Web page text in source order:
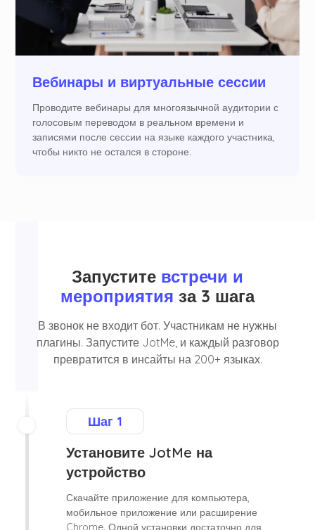
Вебинары и виртуальные сессии
Проводите вебинары для многоязычной аудитории с
голосовым переводом в реальном времени и
записями после сессии на языке каждого участника,
чтобы никто не остался в стороне.
Запустите встречи и
мероприятия за 3 шага
В звонок не входит бот. Участникам не нужны
плагины. Запустите JotMe, и каждый разговор
превратится в инсайты на 200+ языках.
Шаг 1
Установите JotMe на
устройство
Скачайте приложение для компьютера,
мобильное приложение или расширение
Chrome. Одной установки достаточно для